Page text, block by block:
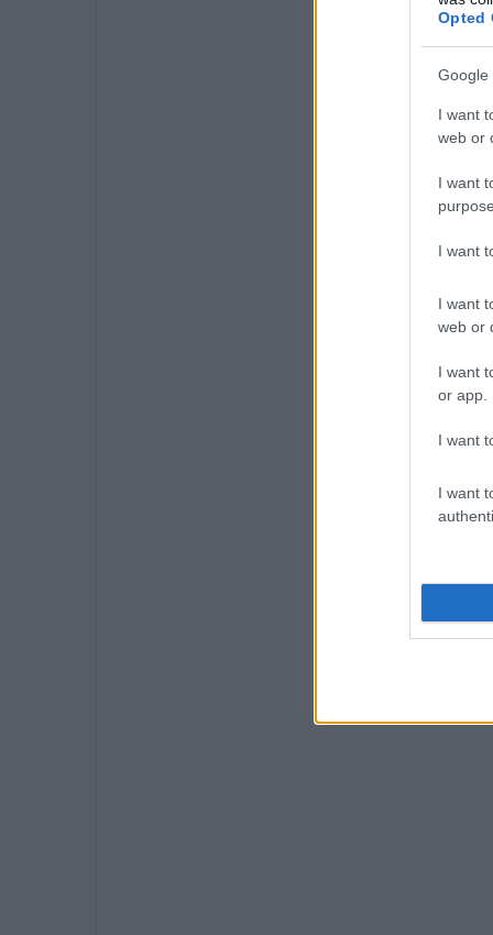
Opted
Google
I want
web or
I want
I want
I want
web or
I want
or app.
I want
I want